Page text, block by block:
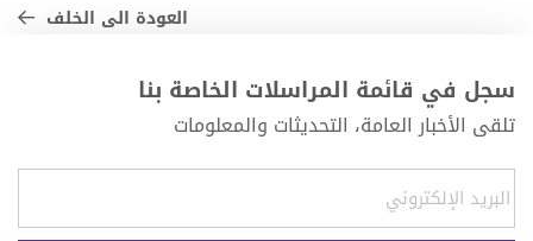
العودة الى الخلف
سجل في قائمة المراسلات الخاصة بنا
تلقى الأخبار العامة، التحديثات والمعلومات